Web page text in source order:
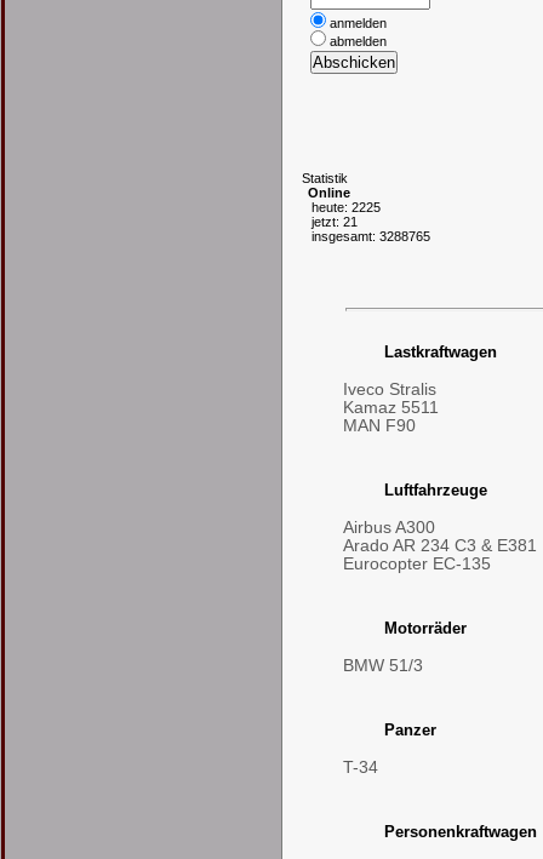
anmelden
abmelden
Statistik
Online
heute: 2225
jetzt: 21
insgesamt: 3288765
Lastkraftwagen
Iveco Stralis
Kamaz 5511
MAN F90
Luftfahrzeuge
Airbus A300
Arado AR 234 C3 & E381
Eurocopter EC-135
Motorräder
BMW 51/3
Panzer
T-34
Personenkraftwagen